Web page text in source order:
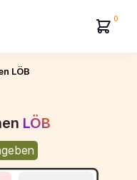
0
LÖB
LÖB